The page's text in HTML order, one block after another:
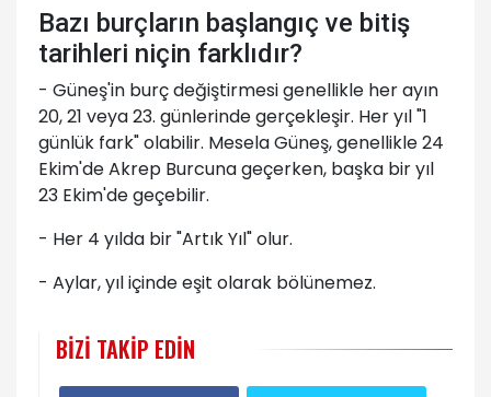
Bazı burçların başlangıç ve bitiş
tarihleri niçin farklıdır?
- Güneş'in burç değiştirmesi genellikle her ayın
20, 21 veya 23. günlerinde gerçekleşir. Her yıl "1
günlük fark" olabilir. Mesela Güneş, genellikle 24
Ekim'de Akrep Burcuna geçerken, başka bir yıl
23 Ekim'de geçebilir.
- Her 4 yılda bir "Artık Yıl" olur.
- Aylar, yıl içinde eşit olarak bölünemez.
BIZI TAKIP EDIN